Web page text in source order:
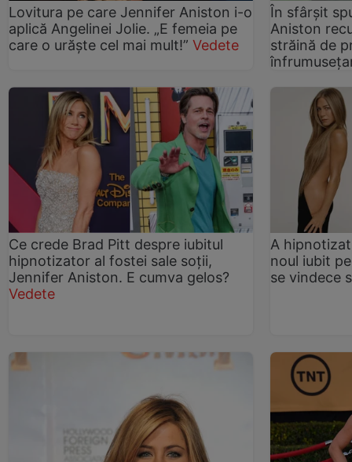
Lovitura pe care Jennifer Aniston i-o
aplică Angelinei Jolie. „E femeia pe
care o urăște cel mai mult!” Vedete
În sfârșit
Aniston
străină de
Ce crede Brad Pitt despre iubitul
hipnotizator al fostei sale soții,
Jennifer Aniston. E cumva gelos?
Vedete
A
noul iubit
se vindece